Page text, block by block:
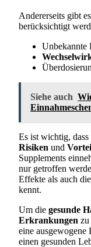
Andererseits gibt
berücksichtigt
Unbekannte
Siehe auch
Es ist wichtig,
Risiken und
Supplements
nur getroffen
Effekte als auch
kennt.
Um die gesunde
Erkrankungen zu
eine ausgewogene
einen gesunden